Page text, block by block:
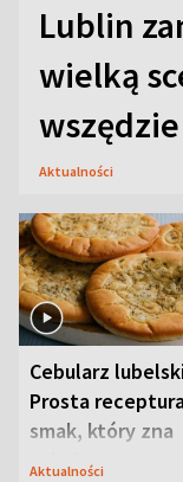
Lublin
wielką
wszędzie
Aktualności
Cebularz
Prosta
smak, który zna
Lubelszczyzna
Aktualności